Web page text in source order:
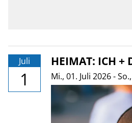
Juli
1
HEIMAT: ICH +
Mi., 01. Juli 2026-